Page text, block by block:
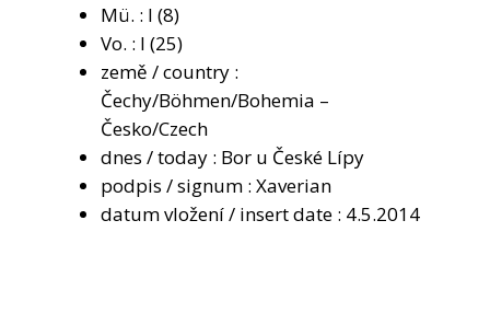
Mü. : I (8)
Vo. : I (25)
země / country :
Čechy/Böhmen/Bohemia –
Česko/Czech
dnes / today : Bor u České Lípy
podpis / signum : Xaverian
datum vložení / insert date : 4.5.2014